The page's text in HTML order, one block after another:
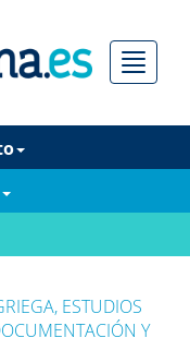
Menú
ESTUDIOS
Y